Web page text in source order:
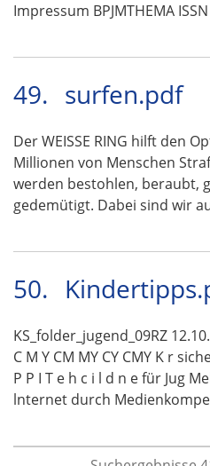
Impressum BPJMTHEMA
49. surfen.pdf
Der WEISSE RING hilft den
Millionen von Menschen
werden bestohlen, beraubt,
gedemütigt. Dabei sind wir
50.
KS_folder_jugend_09RZ
C M Y CM MY CY CMY K r
P P I T e h c i l d n e für Jug
lnternet durch